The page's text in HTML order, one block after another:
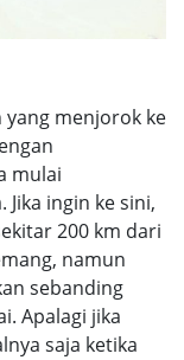
menjorok ke
mulai
ingin ke sini,
200 km dari
namun
sebanding
Apalagi jika
saja ketika